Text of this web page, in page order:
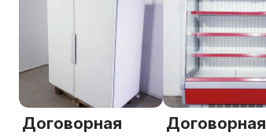
Договорная Договорная